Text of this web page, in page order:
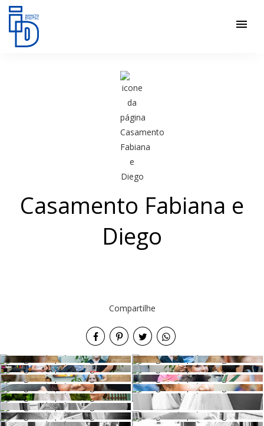
menu
Casamento Fabiana e
Diego
Compartilhe